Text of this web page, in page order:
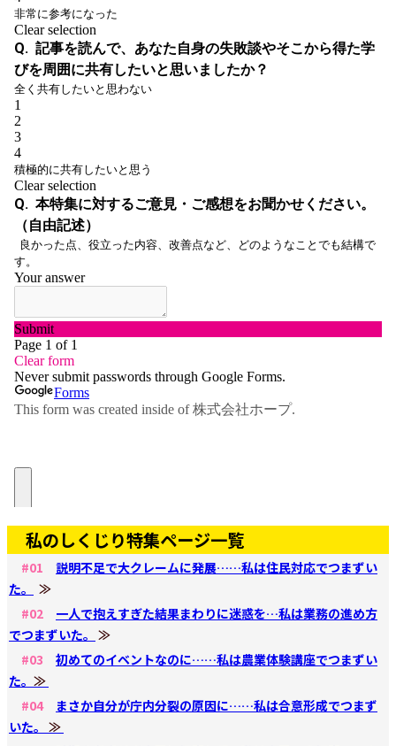
私のしくじり特集ページ一覧
#01
説明不足で大クレームに発展……私は住民対応でつまずい
た。
≫
#02
一人で抱えすぎた結果まわりに迷惑を…私は業務の進め方
でつまずいた。 ≫
#03
初めてのイベントなのに……私は農業体験講座でつまずい
た。 ≫
#04
まさか自分が庁内分裂の原因に……私は合意形成でつまず
いた。 ≫